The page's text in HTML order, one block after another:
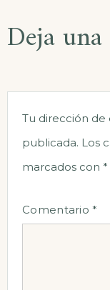
Deja
Tu dirección
publicada. Los
marcados con *
Comentario*